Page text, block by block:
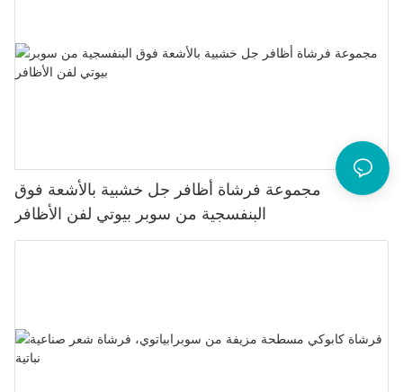
مجموعة فرشاة أظافر جل خشبية بالأشعة فوق
البنفسجية من سوبر بيوتي لفن الأظافر